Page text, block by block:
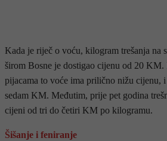
Kada je riječ o voću, kilogram trešanja na
širom Bosne je dostigao cijenu od 20 KM.
pijacama to voće ima prilično nižu cijenu,
sedam KM. Međutim, prije pet godina
cijeni od tri do četiri KM po kilogramu.
Šišanje i feniranje